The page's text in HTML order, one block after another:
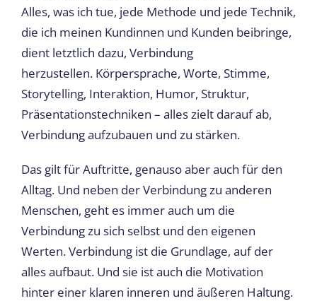
Alles, was ich tue, jede Methode und jede Technik,
die ich meinen Kundinnen und Kunden beibringe,
dient letztlich dazu, Verbindung
herzustellen. Körpersprache, Worte, Stimme,
Storytelling, Interaktion, Humor, Struktur,
Präsentationstechniken – alles zielt darauf ab,
Verbindung aufzubauen und zu stärken.
Das gilt für Auftritte, genauso aber auch für den
Alltag. Und neben der Verbindung zu anderen
Menschen, geht es immer auch um die
Verbindung zu sich selbst und den eigenen
Werten. Verbindung ist die Grundlage, auf der
alles aufbaut. Und sie ist auch die Motivation
hinter einer klaren inneren und äußeren Haltung.